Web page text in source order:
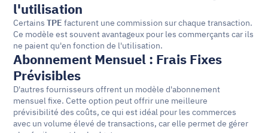
l'utilisation
Certains TPE facturent une commission sur chaque transaction.
Ce modèle est souvent avantageux pour les commerçants car ils
ne paient qu'en fonction de l'utilisation.
Abonnement Mensuel : Frais Fixes
Prévisibles
D'autres fournisseurs offrent un modèle d'abonnement
mensuel fixe. Cette option peut offrir une meilleure
prévisibilité des coûts, ce qui est idéal pour les commerces
avec un volume élevé de transactions, car elle permet de gérer